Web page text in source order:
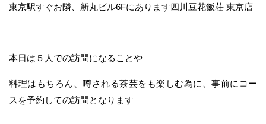
東京駅すぐお隣、新丸ビル6Fにあります四川豆花飯荘 東京店
本日は５人での訪問になることや
料理はもちろん、噂される茶芸をも楽しむ為に、事前にコー
スを予約しての訪問となります